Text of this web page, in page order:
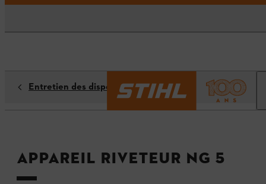
Entretien des dispositifs de coupe
Appareil riveteur NG 5